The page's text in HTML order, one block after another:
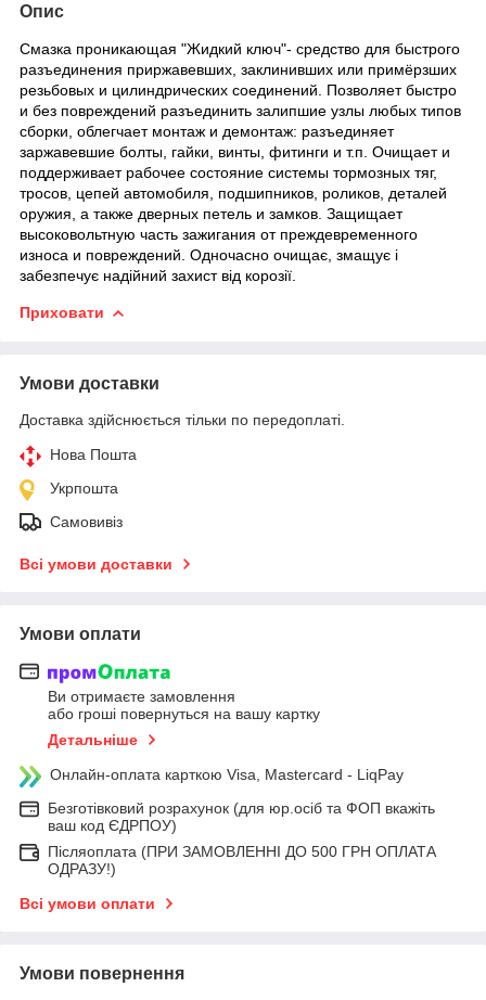
Опис
Смазка проникающая "Жидкий ключ"- средство для быстрого
разъединения приржавевших, заклинивших или примёрзших
резьбовых и цилиндрических соединений. Позволяет быстро
и без повреждений разъединить залипшие узлы любых типов
сборки, облегчает монтаж и демонтаж: разъединяет
заржавевшие болты, гайки, винты, фитинги и т.п. Очищает и
поддерживает рабочее состояние системы тормозных тяг,
тросов, цепей автомобиля, подшипников, роликов, деталей
оружия, а также дверных петель и замков. Защищает
высоковольтную часть зажигания от преждевременного
износа и повреждений. Одночасно очищає, змащує і
забезпечує надійний захист від корозії.
Приховати
Умови доставки
Доставка здійснюється тільки по передоплаті.
Нова Пошта
Укрпошта
Самовивіз
Всі умови доставки
Умови оплати
Ви отримаєте замовлення
або гроші повернуться на вашу картку
Детальніше
Онлайн-оплата карткою Visa, Mastercard - LiqPay
Безготівковий розрахунок (для юр.осіб та ФОП вкажіть
ваш код ЄДРПОУ)
Післяоплата (ПРИ ЗАМОВЛЕННІ ДО 500 ГРН ОПЛАТА
ОДРАЗУ!)
Всі умови оплати
Умови повернення